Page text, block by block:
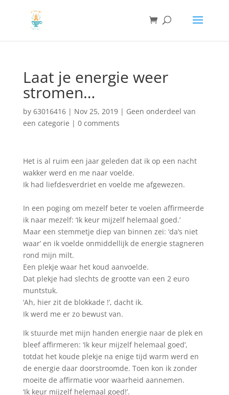
Laat je energie weer
stromen…
by 63016416| Nov 25, 2019| Geen onderdeel van
een categorie | 0 comments
Het is al ruim een jaar geleden dat ik op een nacht
wakker werd en me naar voelde.
Ik had liefdesverdriet en voelde me afgewezen.
In een poging om mezelf beter te voelen affirmeerde
ik naar mezelf: ‘Ik keur mijzelf helemaal goed.’
Maar een stemmetje diep van binnen zei: ‘da’s niet
waar’ en ik voelde onmiddellijk de energie stagneren
rond mijn milt.
Een plekje waar het koud aanvoelde.
Dat plekje had slechts de grootte van een 2 euro
muntstuk.
‘Ah, hier zit de blokkade !’, dacht ik.
Ik werd me er zo bewust van.
Ik stuurde met mijn handen energie naar de plek en
bleef affirmeren: ‘Ik keur mijzelf helemaal goed’,
totdat het koude plekje na enige tijd warm werd en
de energie daar doorstroomde. Toen kon ik zonder
moeite de affirmatie voor waarheid aannemen.
‘Ik keur mijzelf helemaal goed!’.